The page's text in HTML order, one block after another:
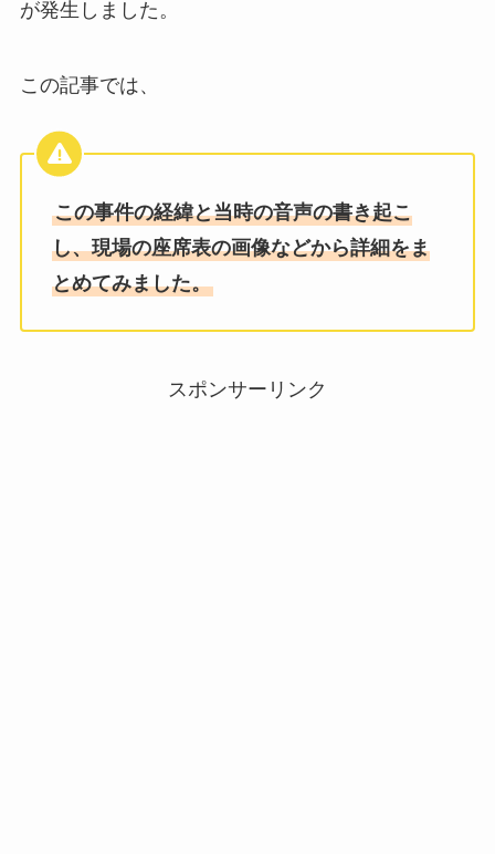
が発生しました。
この記事では、
この事件の経緯と当時の音声の書き起こ
し、現場の座席表の画像などから詳細をま
とめてみました。
スポンサーリンク